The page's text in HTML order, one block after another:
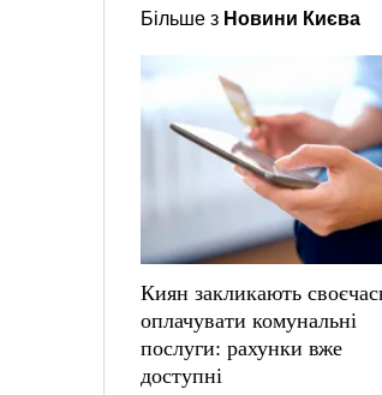
Більше з Новини Києва
Киян закликають
оплачувати комунальні
послуги: рахунки вже
доступні